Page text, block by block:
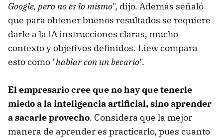
Google, pero no es lo mismo", dijo. Además señaló
que para obtener buenos resultados se requiere
darle a la IA instrucciones claras, mucho
contexto y objetivos definidos. Liew compara
esto como "hablar con un becario".
El empresario cree que no hay que tenerle
miedo a la inteligencia artificial, sino aprender
a sacarle provecho. Considera que la mejor
manera de aprender es practicarlo, pues cuanto